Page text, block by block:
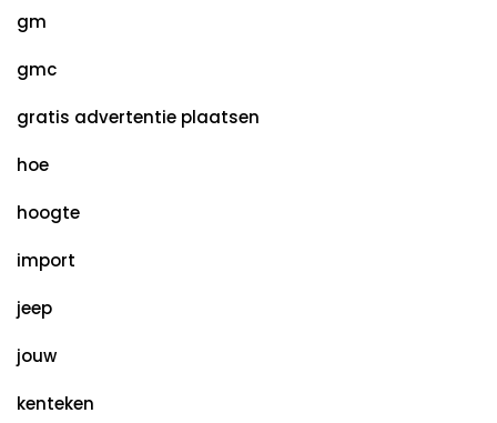
gm
gmc
gratis advertentie plaatsen
hoe
hoogte
import
jeep
jouw
kenteken